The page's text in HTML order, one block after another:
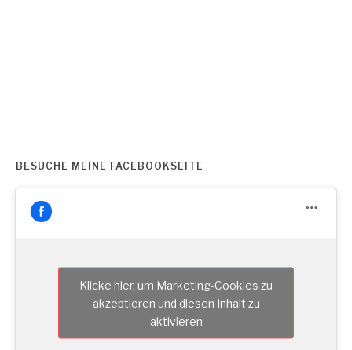
BESUCHE MEINE FACEBOOKSEITE
Klicke hier, um Marketing-Cookies zu
akzeptieren und diesen Inhalt zu
aktivieren